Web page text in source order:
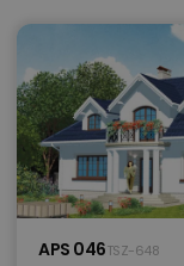
Okna, żaluzje,
Pakiet umów
APS 046TSZ-648